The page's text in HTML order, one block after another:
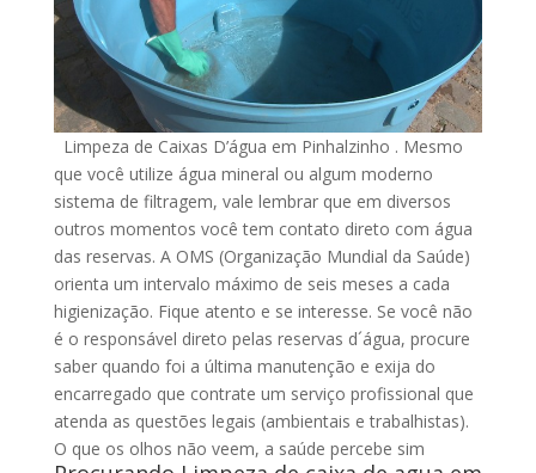
Limpeza de Caixas D’água em Pinhalzinho . Mesmo
que você utilize água mineral ou algum moderno
sistema de filtragem, vale lembrar que em diversos
outros momentos você tem contato direto com água
das reservas. A OMS (Organização Mundial da Saúde)
orienta um intervalo máximo de seis meses a cada
higienização. Fique atento e se interesse. Se você não
é o responsável direto pelas reservas d´água, procure
saber quando foi a última manutenção e exija do
encarregado que contrate um serviço profissional que
atenda as questões legais (ambientais e trabalhistas).
O que os olhos não veem, a saúde percebe sim